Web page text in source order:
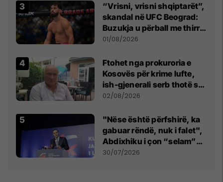
“Vrisni, vrisni shqiptarët”,
skandal në UFC Beograd:
Buzukja u përball me thirrje
anti-shqiptare nga
01/08/2026
Ftohet nga prokuroria e
Kosovës për krime lufte,
ish-gjenerali serb thotë se
dikush e tradhtoi në
02/08/2026
"Nëse është përfshirë, ka
gabuar rëndë, nuk i falet",
Abdixhiku i çon “selam”
Përparim Ramës
30/07/2026